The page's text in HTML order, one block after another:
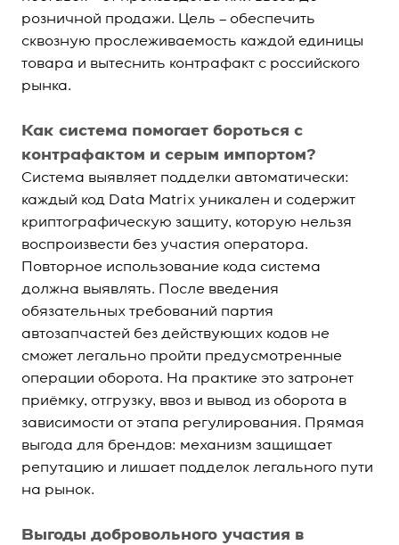
розничной продажи. Цель – обеспечить
сквозную прослеживаемость каждой единицы
товара и вытеснить контрафакт с российского
рынка.
Как система помогает бороться с
контрафактом и серым импортом?
Система выявляет подделки автоматически:
каждый код Data Matrix уникален и содержит
криптографическую защиту, которую нельзя
воспроизвести без участия оператора.
Повторное использование кода система
должна выявлять. После введения
обязательных требований партия
автозапчастей без действующих кодов не
сможет легально пройти предусмотренные
операции оборота. На практике это затронет
приёмку, отгрузку, ввоз и вывод из оборота в
зависимости от этапа регулирования. Прямая
выгода для брендов: механизм защищает
репутацию и лишает подделок легального пути
на рынок.
Выгоды добровольного участия в